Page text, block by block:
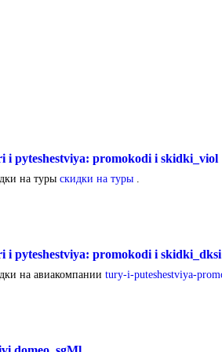
i pyteshestviya: promokodi i skidki_viol
на туры скидки на туры
i pyteshestviya: promokodi i skidki_dksi
на авиакомпании tury-i-puteshestviya-